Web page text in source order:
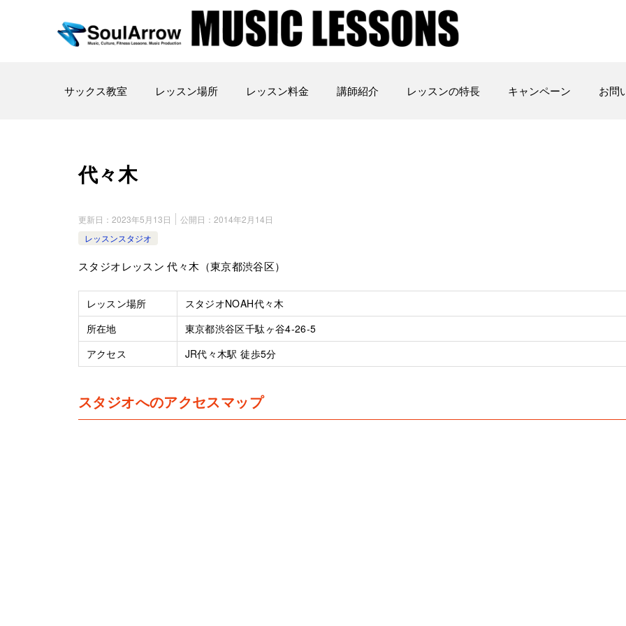
サックス教室 レッスン場所 レッスン料金 講師紹介 レッスンの特長 キャンペーン お問
代々木
更新日： 2023年5月13日 公開日： 2014年2月14日
レッスンスタジオ
スタジオレッスン 代々木（東京都渋谷区）
レッスン場所
スタジオNOAH代々木
所在地
東京都渋谷区千駄ヶ谷4-26-5
アクセス
JR代々木駅 徒歩5分
スタジオへのアクセスマップ